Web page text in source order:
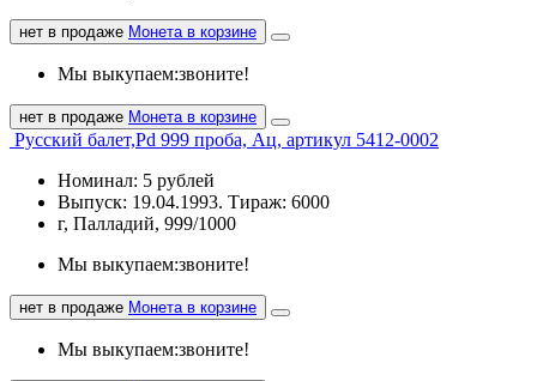
нет в продаже Монета в корзине
Мы выкупаем:звоните!
нет в продаже Монета в корзине
Русский балет,Pd 999 проба, Ац, артикул 5412-0002
Номинал: 5 рублей
Выпуск: 19.04.1993. Тираж: 6000
г, Палладий, 999/1000
Мы выкупаем:звоните!
нет в продаже Монета в корзине
Мы выкупаем:звоните!